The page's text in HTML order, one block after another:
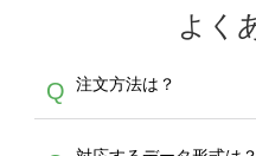
よく
Q 注文方法は？